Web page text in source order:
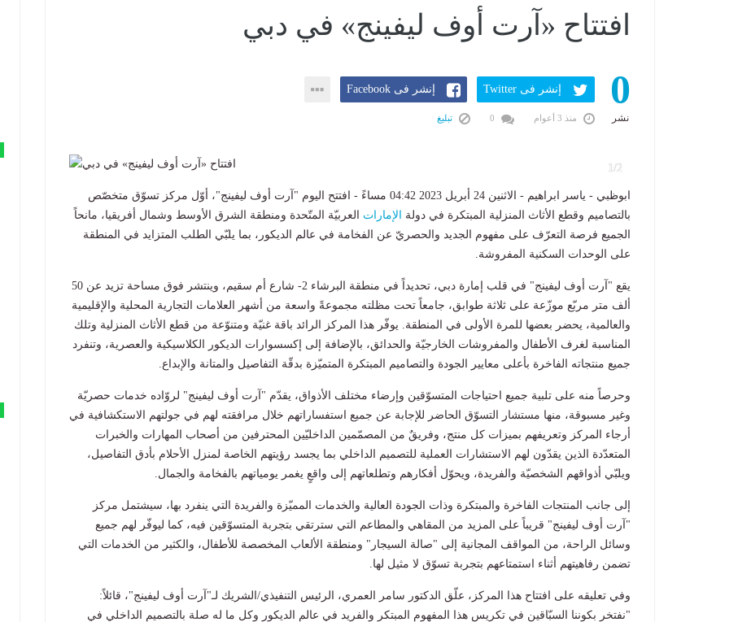
افتتاح «آرت أوف ليفينج» في دبي
0
نشر
إنشر فى Twitter إنشر فى Facebook
منذ 3 أعوام تبليغ
1/2
ابوظبي - ياسر ابراهيم - الاثنين 24 أبريل 2023 04:42 مساءً - افتتح اليوم "آرت أوف ليفينج"، أوّل مركز تسوّق متخصّص
بالتصاميم وقطع الأثاث المنزلية المبتكرة في دولة
الإمارات العربيّة المتّحدة ومنطقة الشرق الأوسط وشمال أفريقيا، مانحاً
الجميع فرصة التعرّف على مفهوم الجديد والحصريّ عن الفخامة في عالم الديكور، بما يلبّي الطلب المتزايد في المنطقة
على الوحدات السكنية المفروشة.
يقع "آرت أوف ليفينج" في قلب إمارة دبي، تحديداً في منطقة البرشاء 2- شارع أم سقيم، وينتشر فوق مساحة تزيد عن 50
ألف متر مربّع موزّعة على ثلاثة طوابق، جامعاً تحت مظلته مجموعةً واسعة من أشهر العلامات التجارية المحلية والإقليمية
والعالمية، يحضر بعضها للمرة الأولى في المنطقة. يوفّر هذا المركز الرائد باقة غنيّة ومتنوّعة من قطع الأثاث المنزلية وتلك
المناسبة لغرف الأطفال والمفروشات الخارجيّة والحدائق، بالإضافة إلى إكسسوارات الديكور الكلاسيكية والعصرية، وتنفرد
جميع منتجاته الفاخرة بأعلى معايير الجودة والتصاميم المبتكرة المتميّزة بدقّة التفاصيل والمتانة والإبداع.
وحرصاً منه على تلبية جميع احتياجات المتسوّقين وإرضاء مختلف الأذواق، يقدّم "آرت أوف ليفينج" لروّاده خدمات حصريّة
وغير مسبوقة، منها مستشار التسوّق الحاضر للإجابة عن جميع استفساراتهم خلال مرافقته لهم في جولتهم الاستكشافية في
أرجاء المركز وتعريفهم بميزات كل منتج، وفريقٌ من المصمّمين الداخليّين المحترفين من أصحاب المهارات والخبرات
المتعدّدة الذين يقدّون لهم الاستشارات العملية للتصميم الداخلي بما يجسد رؤيتهم الخاصة لمنزل الأحلام بأدق التفاصيل،
ويلبّي أذواقهم الشخصيّة والفريدة، ويحوّل أفكارهم وتطلعاتهم إلى واقعٍ يغمر يومياتهم بالفخامة والجمال.
إلى جانب المنتجات الفاخرة والمبتكرة وذات الجودة العالية والخدمات المميّزة والفريدة التي ينفرد بها، سيشتمل مركز
"آرت أوف ليفينج" قريباً على المزيد من المقاهي والمطاعم التي سترتقي بتجربة المتسوّقين فيه، كما ليوفّر لهم جميع
وسائل الراحة، من المواقف المجانية إلى "صالة السيجار" ومنطقة الألعاب المخصصة للأطفال، والكثير من الخدمات التي
تضمن رفاهيتهم أثناء استمتاعهم بتجربة تسوّق لا مثيل لها.
وفي تعليقه على افتتاح هذا المركز، علّق الدكتور سامر العمري، الرئيس التنفيذي/الشريك لـ" آرت أوف ليفينج"، قائلاً:
"نفتخر بكوننا السبّاقين في تكريس هذا المفهوم المبتكر والفريد في عالم الديكور وكل ما له صلة بالتصميم الداخلي في